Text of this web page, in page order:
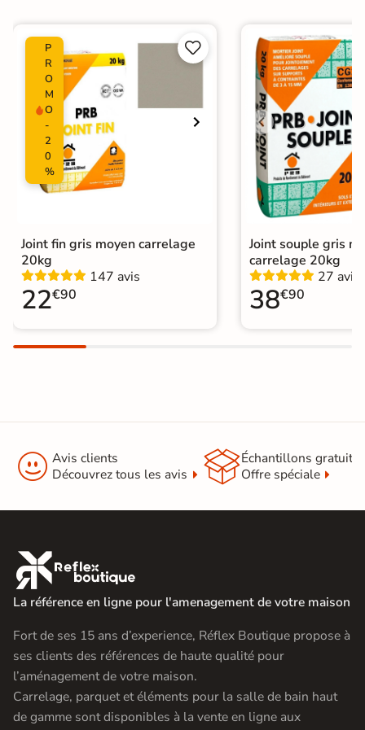
Choix 1er Choix
Pose
Support
Ancien carrelage
Placo, tout type de support mural
Normes
Type de pose
Pierre de parement extérieur
P
R
O
M
O
-
2
0
%


Joint fin gris moyen carrelage
20kg
147 avis
22€90
Joint souple gris
carrelage 20kg
27 avis
38€90
 Avis clients
Découvrez tous les avis
Échantillons gratuit
Offre spéciale

La référence en ligne pour l'amenagement de votre maison
Fort de ses 15 ans d’experience, Réflex Boutique propose à
ses clients des références de haute qualité pour
l’aménagement de votre maison.
Carrelage, parquet et éléments pour la salle de bain haut
de gamme sont disponibles à la vente en ligne aux